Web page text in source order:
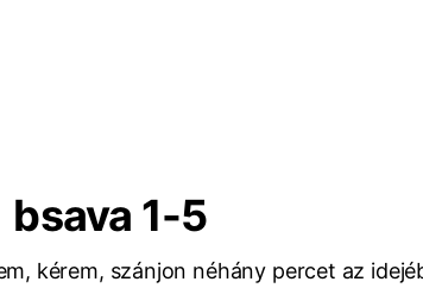
bsava 1-5
kérem, szánjon néhány percet az